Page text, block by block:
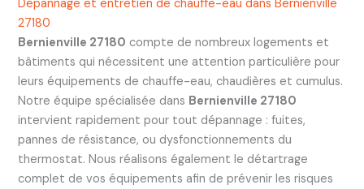
Dépannage et entretien de chauffe-eau dans Bernienville
27180
Bernienville 27180 compte de nombreux logements et
bâtiments qui nécessitent une attention particulière pour
leurs équipements de chauffe-eau, chaudières et cumulus.
Notre équipe spécialisée dans Bernienville 27180
intervient rapidement pour tout dépannage : fuites,
pannes de résistance, ou dysfonctionnements du
thermostat. Nous réalisons également le détartrage
complet de vos équipements afin de prévenir les risques